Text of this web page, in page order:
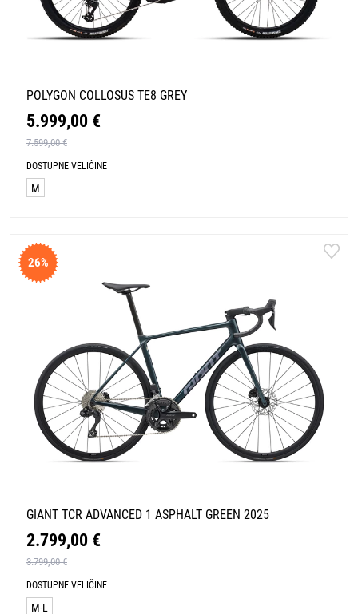
POLYGON COLLOSUS TE8 GREY
5.999,00 €
7.599,00 €
DOSTUPNE VELIČINE
M
26%
GIANT TCR ADVANCED 1 ASPHALT GREEN 2025
2.799,00 €
3.799,00 €
DOSTUPNE VELIČINE
M-L